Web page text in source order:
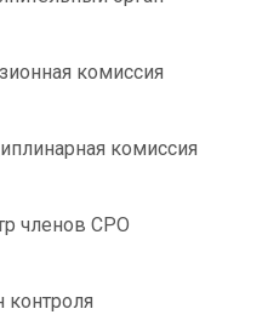
комиссия
комиссия
членов СРО
контроля